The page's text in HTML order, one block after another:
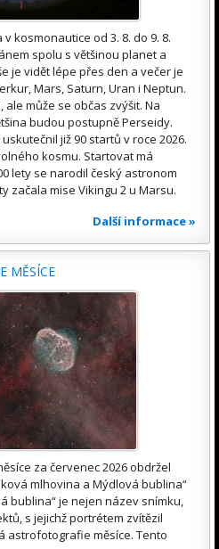
kosmonautice od 3. 8. do 9. 8.
spolu s většinou planet a
je vidět lépe přes den a večer je
Mars, Saturn, Uran i Neptun.
může se občas zvýšit. Na
budou postupně Perseidy.
již 90 startů v roce 2026.
kosmu. Startovat má
lety se narodil český astronom
začala mise Vikingu 2 u Marsu.
Další informace »
MĚSÍCE
za červenec 2026 obdržel
mlhovina a Mýdlová bublina“
bublina“ je nejen název snímku,
s jejichž portrétem zvítězil
astrofotografie měsíce. Tento